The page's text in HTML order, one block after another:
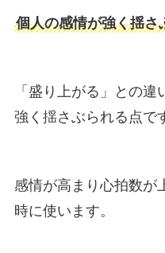
個人の感情が強く揺さ
「盛り上がる」との
強く揺さぶられる点で
感情が高まり心拍数が
時に使います。